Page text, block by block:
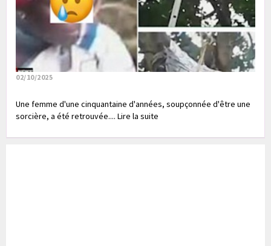
02/10/2025
Une femme d'une cinquantaine d'années, soupçonnée d'être une
sorcière, a été retrouvée.... Lire la suite